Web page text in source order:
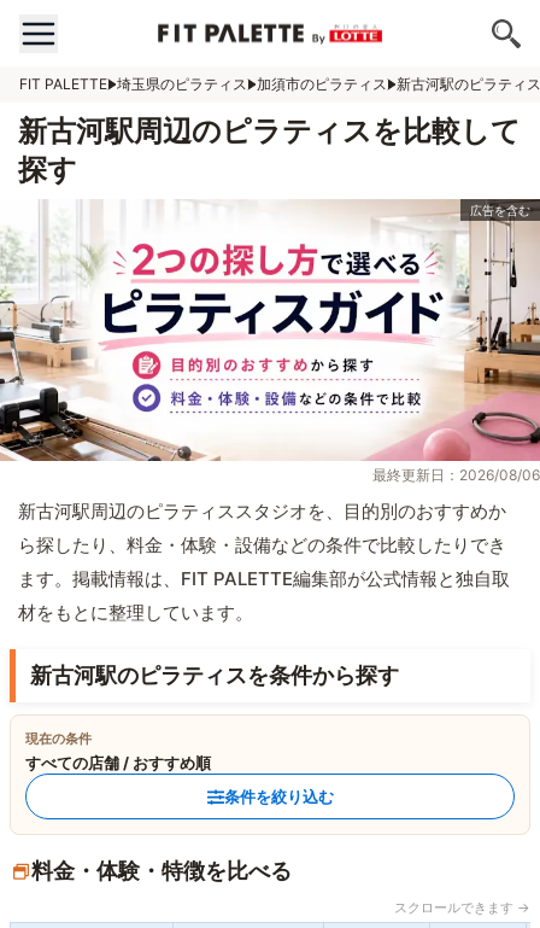
FIT PALETTE 埼玉県のピラティス 加須市のピラティス 新古河駅のピラティス
新古河駅周辺のピラティスを比較して
探す
最終更新日：2026/08/06
新古河駅周辺のピラティススタジオを、目的別のおすすめか
ら探したり、料金・体験・設備などの条件で比較したりでき
ます。掲載情報は、FIT PALETTE編集部が公式情報と独自取
材をもとに整理しています。
新古河駅のピラティスを条件から探す
現在の条件
すべての店舗 / おすすめ順
条件を絞り込む
料金・体験・特徴を比べる
スクロールできます →